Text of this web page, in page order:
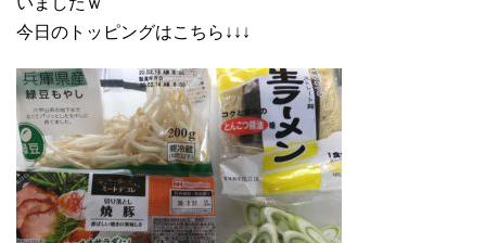
今日のトッピングはこちら↓↓↓